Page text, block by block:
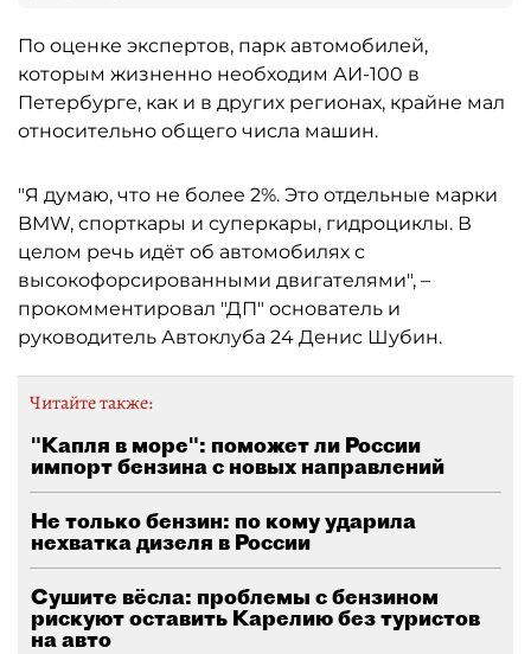
По оценке экспертов, парк автомобилей,
которым жизненно необходим АИ-100 в
Петербурге, как и в других регионах, крайне мал
относительно общего числа машин.
"Я думаю, что не более 2%. Это отдельные марки
BMW, спорткары и суперкары, гидроциклы. В
целом речь идёт об автомобилях с
высокофорсированными двигателями", –
прокомментировал "ДП" основатель и
руководитель Автоклуба 24 Денис Шубин.
Читайте также:
"Капля в море": поможет ли России
импорт бензина с новых направлений
Не только бензин: по кому ударила
нехватка дизеля в России
Сушите вёсла: проблемы с бензином
рискуют оставить Карелию без туристов
на авто